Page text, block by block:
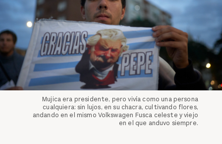
Mujica era presidente, pero vivía como una persona
cualquiera: sin lujos, en su chacra, cultivando flores,
andando en el mismo Volkswagen Fusca celeste y viejo
en el que anduvo siempre.